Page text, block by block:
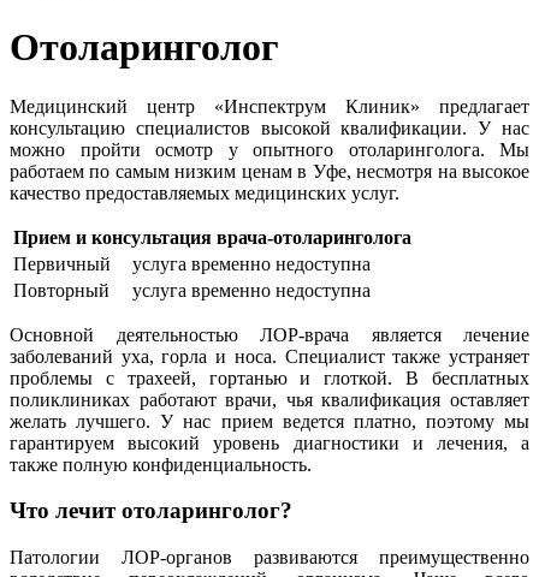
Отоларинголог
Медицинский центр «Инспектрум Клиник» предлагает
консультацию специалистов высокой квалификации. У нас
можно пройти осмотр у опытного отоларинголога. Мы
работаем по самым низким ценам в Уфе, несмотря на высокое
качество предоставляемых медицинских услуг.
Прием и консультация врача-отоларинголога
Первичный
услуга временно недоступна
Повторный
услуга временно недоступна
Основной деятельностью ЛОР-врача является лечение
заболеваний уха, горла и носа. Специалист также устраняет
проблемы с трахеей, гортанью и глоткой. В бесплатных
поликлиниках работают врачи, чья квалификация оставляет
желать лучшего. У нас прием ведется платно, поэтому мы
гарантируем высокий уровень диагностики и лечения, а
также полную конфиденциальность.
Что лечит отоларинголог?
Патологии ЛОР-органов развиваются преимущественно